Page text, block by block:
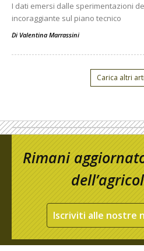
I dati emersi dalle sperimentazioni
incoraggiante sul piano tecnico
Di Valentina Marrassini
Carica altri
Rimani
Iscriviti alle nostre